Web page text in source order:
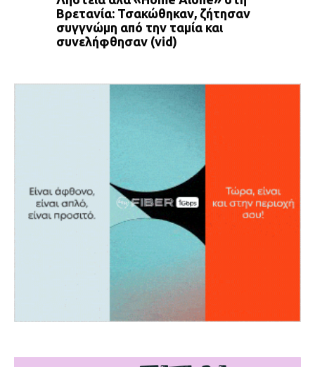
Βρετανία: Τσακώθηκαν, ζήτησαν
συγγνώμη από την ταμία και
συνελήφθησαν (vid)